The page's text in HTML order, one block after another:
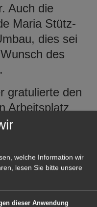
Auch die
Maria Stütz-
dies sei
des
gratulierte den
Arbeitsplatz
beim Umbau
an einen
mit
wurde.
der
welche Information wir
lesen Sie bitte unsere
dieser Anwendung